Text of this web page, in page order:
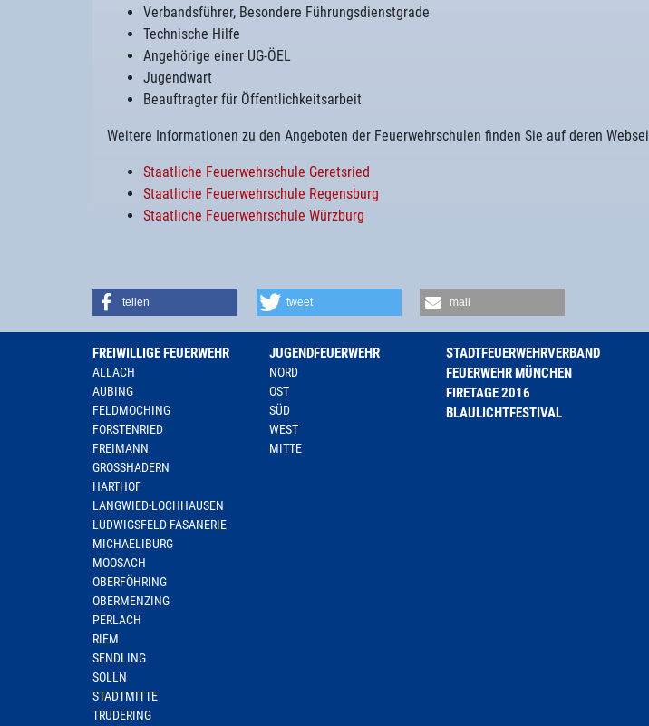
Verbandsführer, Besondere Führungsdienstgrade
Technische Hilfe
Angehörige einer UG-ÖEL
Jugendwart
Beauftragter für Öffentlichkeitsarbeit
Weitere Informationen zu den Angeboten der Feuerwehrschulen finden Sie auf deren
Staatliche Feuerwehrschule Geretsried
Staatliche Feuerwehrschule Regensburg
Staatliche Feuerwehrschule Würzburg
teilen tweet mail
FREIWILLIGE FEUERWEHR
ALLACH
AUBING
FELDMOCHING
FORSTENRIED
FREIMANN
GROSSHADERN
HARTHOF
LANGWIED-LOCHHAUSEN
LUDWIGSFELD-FASANERIE
MICHAELIBURG
MOOSACH
OBERFÖHRING
OBERMENZING
PERLACH
RIEM
SENDLING
SOLLN
STADTMITTE
TRUDERING
JUGENDFEUERWEHR
NORD
OST
SÜD
WEST
MITTE
STADTFEUERWEHRVERBAND
FEUERWEHR MÜNCHEN
FIRETAGE 2016
BLAULICHTFESTIVAL